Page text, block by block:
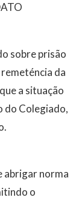
sobre prisão
remeténcia da
a situação
do Colegiado,
abrigar norma
o